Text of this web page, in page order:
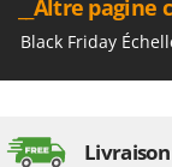
Olix
__Altre
Black Friday